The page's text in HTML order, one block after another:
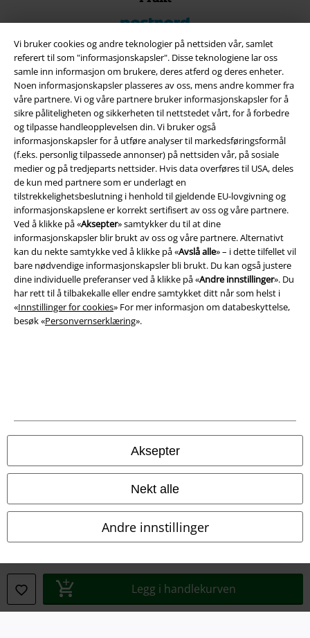
Vi bruker cookies og andre teknologier på nettsiden vår, samlet
referert til som "informasjonskapsler". Disse teknologiene lar oss
samle inn informasjon om brukere, deres atferd og deres enheter.
Noen informasjonskapsler plasseres av oss, mens andre kommer fra
våre partnere. Vi og våre partnere bruker informasjonskapsler for å
sikre påliteligheten og sikkerheten til nettstedet vårt, for å forbedre
og tilpasse handleopplevelsen din. Vi bruker også
informasjonskapsler for å utføre analyser til markedsføringsformål
(f.eks. personlig tilpassede annonser) på nettsiden vår, på sosiale
medier og på tredjeparts nettsider. Hvis data overføres til USA, deles
de kun med partnere som er underlagt en
tilstrekkelighetsbeslutning i henhold til gjeldende EU-lovgivning og
informasjonskapslene er korrekt sertifisert av oss og våre partnere.
Ved å klikke på «Aksepter» samtykker du til at dine
informasjonskapsler blir brukt av oss og våre partnere. Alternativt
kan du nekte samtykke ved å klikke på «Avslå alle» – i dette tilfellet vil
bare nødvendige informasjonskapsler bli brukt. Du kan også justere
dine individuelle preferanser ved å klikke på «Andre innstillinger». Du
har rett til å tilbakekalle eller endre samtykket ditt når som helst i
«Innstillinger for cookies» For mer informasjon om databeskyttelse,
besøk «Personvernserklæring».
Aksepter
Nekt alle
Andre innstillinger
Legg i handlekurven
EMP App
Her kan du laste ned EMPs nye app helt gratis og ta del i alle de nye
funksjonene og fordelene!
A Warner Music Group Company
Avfallshåndtering og miljøbeskyttelse
Innstillinger for cookies
Angre bestilling